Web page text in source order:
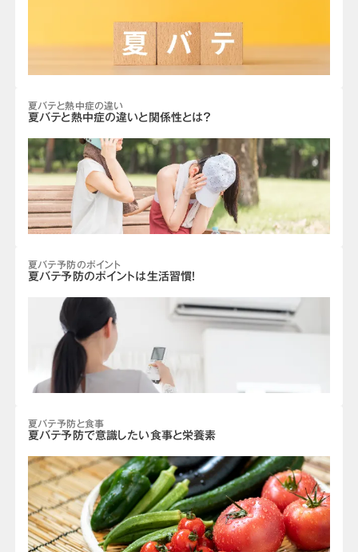
夏バテと熱中症の違い
夏バテと熱中症の違いと関係性とは？
夏バテ予防のポイント
夏バテ予防のポイントは生活習慣！
夏バテ予防と食事
夏バテ予防で意識したい食事と栄養素